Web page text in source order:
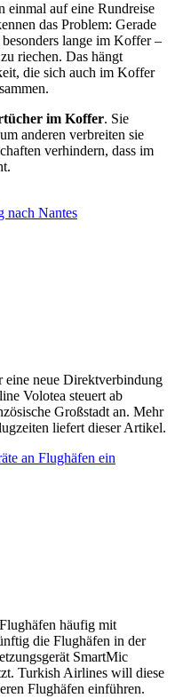
einmal auf eine Rundreise
das Problem: Gerade
lange im Koffer –
riechen. Das hängt
die sich auch im Koffer
im Koffer. Sie
anderen verbreiten sie
verhindern, dass im
nach Nantes
eine neue Direktverbindung
Volotea steuert ab
Großstadt an. Mehr
liefert dieser Artikel.
an Flughäfen ein
häufig mit
die Flughäfen in der
SmartMic
Turkish Airlines will diese
Flughäfen einführen.